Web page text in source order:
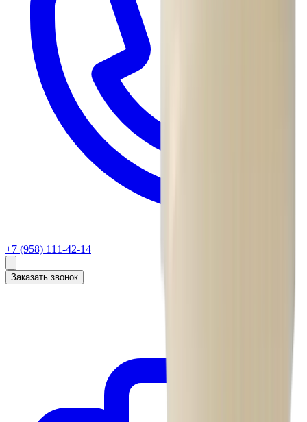
+7 (958) 111-42-14
Заказать звонок